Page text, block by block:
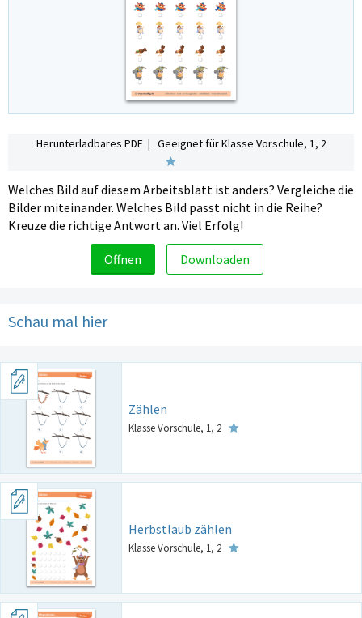
Herunterladbares PDF | Geeignet für Klasse Vorschule, 1, 2
Welches Bild auf diesem Arbeitsblatt ist anders? Vergleiche die
Bilder miteinander. Welches Bild passt nicht in die Reihe?
Kreuze die richtige Antwort an. Viel Erfolg!
Öffnen Downloaden
Schau mal hier
Zählen
Klasse Vorschule, 1, 2
Herbstlaub zählen
Klasse Vorschule, 1, 2